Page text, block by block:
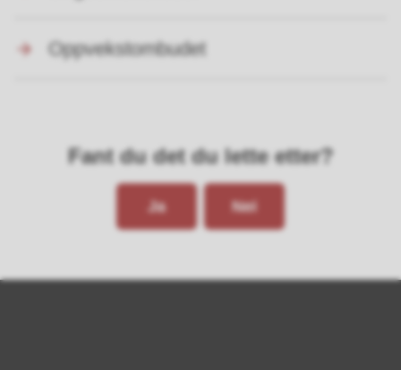
Oppvekstombudet
Fant du det du lette etter?
Ja Nei